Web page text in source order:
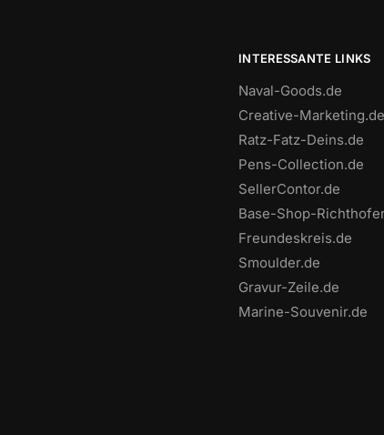
INTERESSANTE LINKS
Naval-Goods.de
Creative-Marketing.de
Ratz-Fatz-Deins.de
Pens-Collection.de
SellerContor.de
Base-Shop-
Freundeskreis.de
Smoulder.de
Gravur-Zeile.de
Marine-Souvenir.de